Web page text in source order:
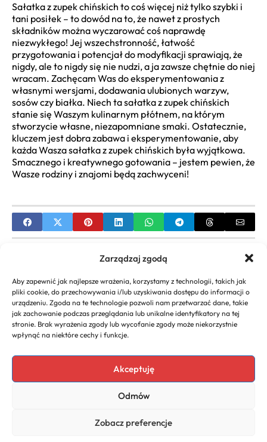
Zarządzaj zgodą
Aby zapewnić jak najlepsze wrażenia, korzystamy z technologii, takich jak
pliki cookie, do przechowywania i/lub uzyskiwania dostępu do informacji o
urządzeniu. Zgoda na te technologie pozwoli nam przetwarzać dane, takie
jak zachowanie podczas przeglądania lub unikalne identyfikatory na tej
stronie. Brak wyrażenia zgody lub wycofanie zgody może niekorzystnie
wpłynąć na niektóre cechy i funkcje.
Akceptuję
Odmów
Zobacz preferencje
Sałatka z zupek chińskich to coś więcej niż tylko szybki i
tani posiłek – to dowód na to, że nawet z prostych
składników można wyczarować coś naprawdę
niezwykłego! Jej wszechstronność, łatwość
przygotowania i potencjał do modyfikacji sprawiają, że
nigdy, ale to nigdy się nie nudzi, a ja zawsze chętnie do niej
wracam. Zachęcam Was do eksperymentowania z
własnymi wersjami, dodawania ulubionych warzyw,
sosów czy białka. Niech ta sałatka z zupek chińskich
stanie się Waszym kulinarnym płótnem, na którym
stworzycie własne, niezapomniane smaki. Ostatecznie,
kluczem jest dobra zabawa i eksperymentowanie, aby
każda Wasza sałatka z zupek chińskich była wyjątkowa.
Smacznego i kreatywnego gotowania – jestem pewien, że
Wasze rodziny i znajomi będą zachwyceni!
Stylizacje Damskie na 40 Urodziny: Elegancja,
Komfort i Twój Styl
NEXT
Rwa Kulszowa: Skuteczne Leczenie, Naturalne
Metody i Ćwiczenia | Ulga w Bólu
Copyright 2026. All rights
Prywatności